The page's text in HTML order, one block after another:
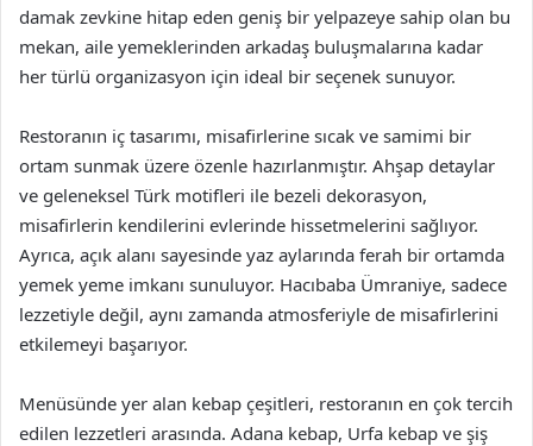
damak zevkine hitap eden geniş bir yelpazeye sahip olan bu
mekan, aile yemeklerinden arkadaş buluşmalarına kadar
her türlü organizasyon için ideal bir seçenek sunuyor.
Restoranın iç tasarımı, misafirlerine sıcak ve samimi bir
ortam sunmak üzere özenle hazırlanmıştır. Ahşap detaylar
ve geleneksel Türk motifleri ile bezeli dekorasyon,
misafirlerin kendilerini evlerinde hissetmelerini sağlıyor.
Ayrıca, açık alanı sayesinde yaz aylarında ferah bir ortamda
yemek yeme imkanı sunuluyor. Hacıbaba Ümraniye, sadece
lezzetiyle değil, aynı zamanda atmosferiyle de misafirlerini
etkilemeyi başarıyor.
Menüsünde yer alan kebap çeşitleri, restoranın en çok tercih
edilen lezzetleri arasında. Adana kebap, Urfa kebap ve şiş